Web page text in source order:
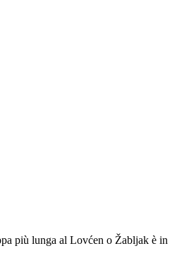
più lunga al Lovćen o Žabljak è in